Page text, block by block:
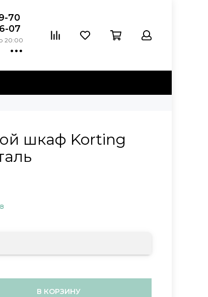
70
07
20:00
шкаф Korting
В КОРЗИНУ